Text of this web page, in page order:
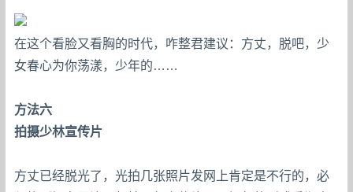
在这个看脸又看胸的时代，咋整君建议：方丈，脱吧，少
女春心为你荡漾，少年的……
方法六
拍摄少林宣传片
方丈已经脱光了，光拍几张照片发网上肯定是不行的，必